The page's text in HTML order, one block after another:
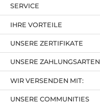
IHRE VORTEILE
UNSERE ZAHLUNGSARTEN
UNSERE ZERTIFIKATE
SERVICE
UNSERE COMMUNITIES
WIR VERSENDEN MIT: